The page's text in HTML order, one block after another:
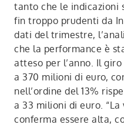
tanto che le indicazioni
fin troppo prudenti da
dati del trimestre,
che la performance è
atteso per l’anno. Il
a 370 milioni di euro,
nell’ordine del 13%
a 33 milioni di euro.
conferma essere alta,